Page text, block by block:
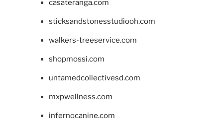
casateranga.com
sticksandstonesstudiooh.com
walkers-treeservice.com
shopmossi.com
untamedcollectivesd.com
mxpwellness.com
infernocanine.com